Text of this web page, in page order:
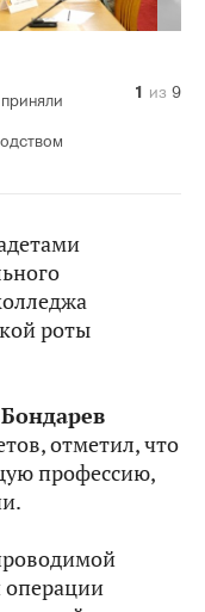
1 из 9
2 из 9
3 из 9
4 из 9
5 из 9
6 из 9
7 из 9
8 из 9
9 из 9
роты
отметил, что
профессию,
операции